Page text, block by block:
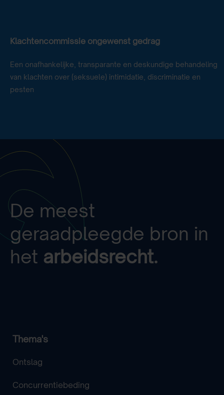
Klachtencommissie ongewenst gedrag
Een onafhankelijke, transparante en deskundige behandeling
van klachten over (seksuele) intimidatie, discriminatie en
pesten
De meest
geraadpleegde bron in
het arbeidsrecht.
Thema's
Ontslag
Concurrentiebeding